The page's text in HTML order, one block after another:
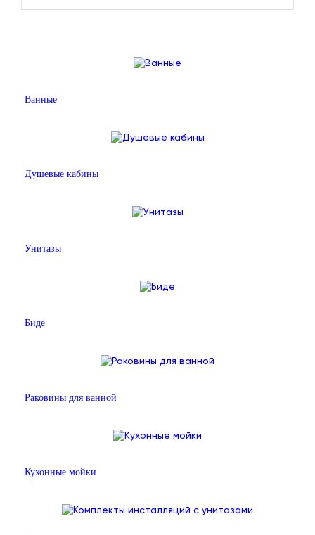
Ванные
Душевые кабины
Унитазы
Биде
Раковины для ванной
Кухонные мойки